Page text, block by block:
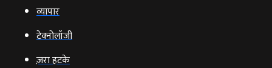
व्‍यापार
टेक्‍नोलॉजी
ज़रा हटके